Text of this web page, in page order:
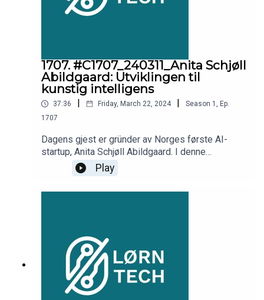
1707. #C1707_240311_Anita Schjøll
Abildgaard: Utviklingen til
kunstig intelligens
37:36 Friday, March 22, 2024 Season 1 , Ep.
1707
Dagens gjest er gründer av Norges første AI-
startup, Anita Schjøll Abildgaard. I denne
episoden får du høre om hvorfor alle burde ha et
forhold til kunstig intelligens og utviklingen de
siste årene.
Play